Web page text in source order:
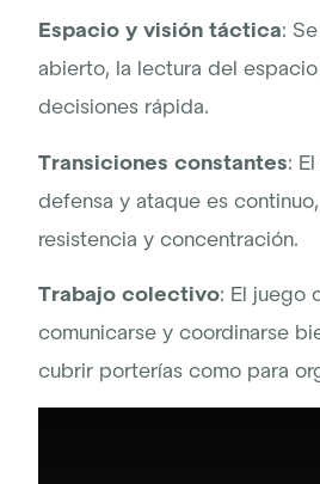
Espacio y visión táctica:
abierto, la lectura del
decisiones rápida.
Transiciones constantes:
defensa y ataque es
resistencia y concentración.
Trabajo colectivo: El juego
comunicarse y coordinarse
cubrir porterías como para